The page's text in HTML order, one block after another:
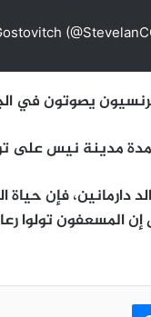
يصوتون في
مدينة نيس على
دارمانين، فإن
المسعفون تولوا
ماسنجر